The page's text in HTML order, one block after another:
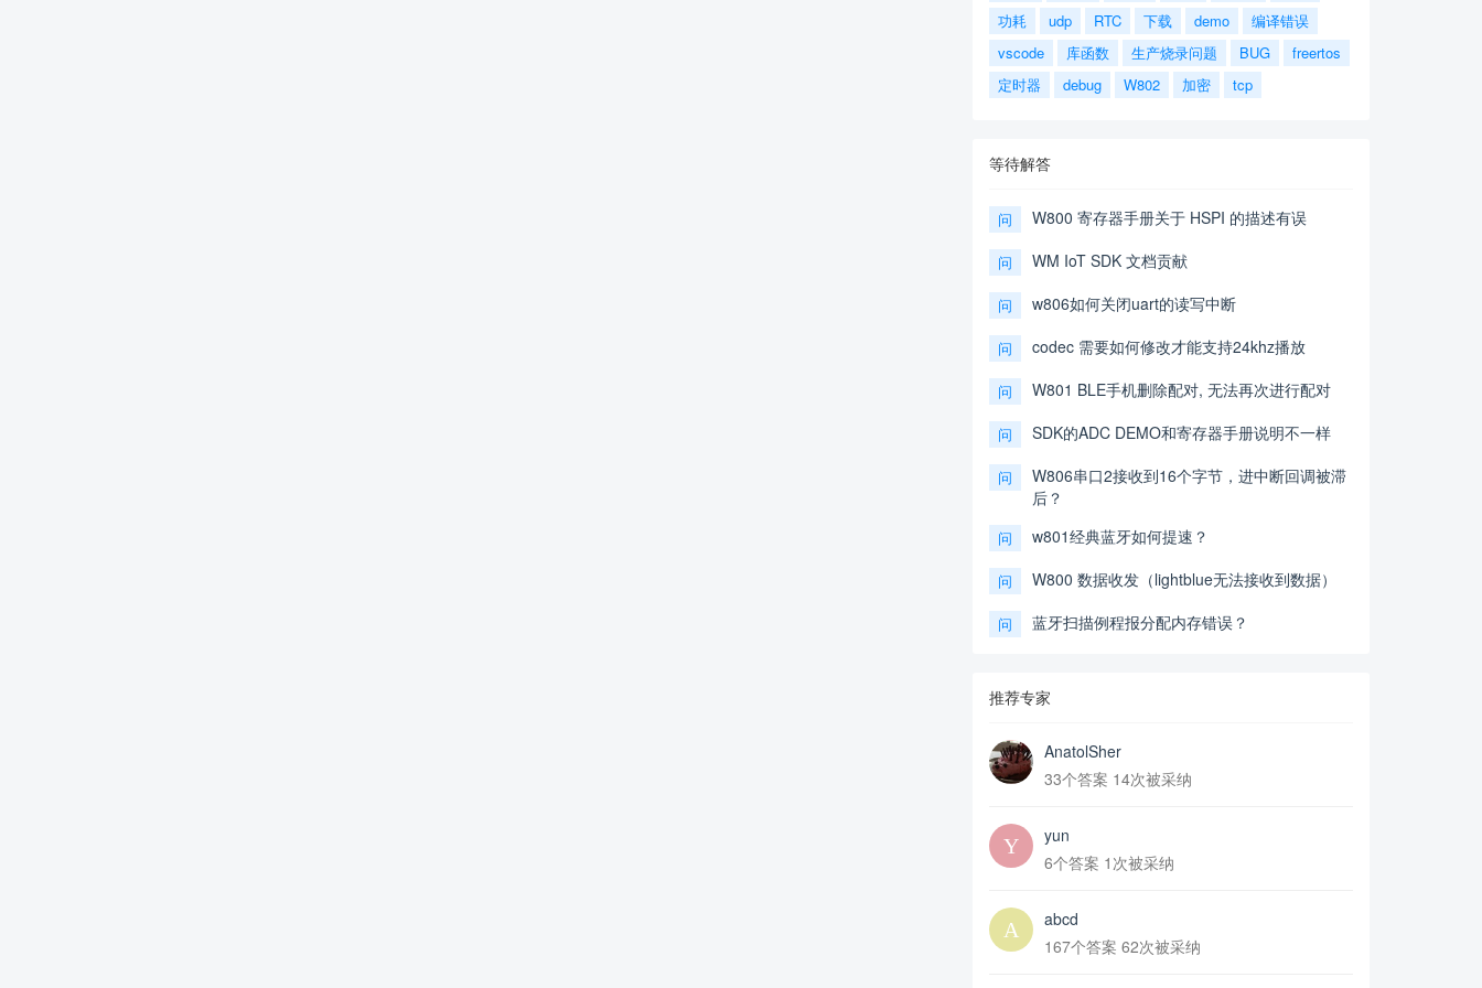
功耗 udp RTC 下载 demo
编译错误
vscode
库函数 生产烧录问题 BUG
freertos
定时器
debug W802 加密 tcp
等待解答
问 W800 寄存器手册关于 HSPI 的描述有误
问 WM IoT SDK 文档贡献
问 w806如何关闭uart的读写中断
问 codec 需要如何修改才能支持24khz播放
问 W801 BLE手机删除配对, 无法再次进行配对
问 SDK的ADC DEMO和寄存器手册说明不一样
问
W806串口2接收到16个字节，进中断回调被滞
后？
问 w801经典蓝牙如何提速？
问 W800 数据收发（lightblue无法接收到数据）
问 蓝牙扫描例程报分配内存错误？
推荐专家
AnatolSher
33个答案 14次被采纳
yun
6个答案 1次被采纳
abcd
167个答案 62次被采纳